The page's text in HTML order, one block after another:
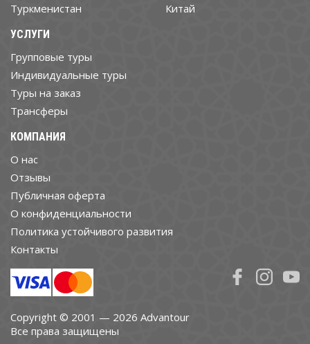
Туркменистан
Китай
УСЛУГИ
Групповые туры
Индивидуальные туры
Туры на заказ
Трансферы
КОМПАНИЯ
О нас
Отзывы
Публичная оферта
О конфиденциальности
Политика устойчивого развития
Контакты
Copyright © 2001 — 2026 Advantour
Все права защищены